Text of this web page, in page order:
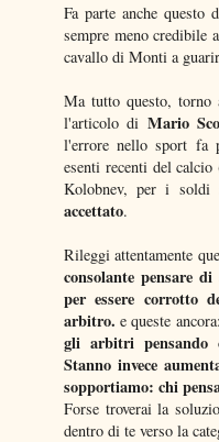
Fa parte anche questo
sempre meno credibile
cavallo di Monti a
Ma tutto questo,
l'articolo di Mario
l'errore nello sport fa
esenti recenti del
Kolobnev, per i
accettato.
Rileggi attentamente
consolante pensare
per essere corrotto
arbitro. e queste ancora:
gli arbitri pensando
Stanno invece
sopportiamo: chi
Forse troverai la
dentro di te verso la